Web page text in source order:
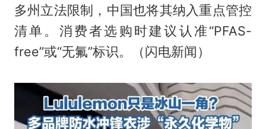
多州立法限制，中国也将其纳入重点管控
清单。消费者选购时建议认准“PFAS-
free”或“无氟”标识。（闪电新闻）